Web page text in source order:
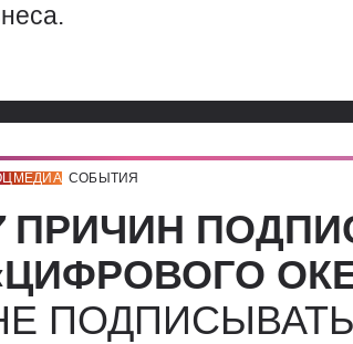
СОБЫТИЯ
ПРИЧИН